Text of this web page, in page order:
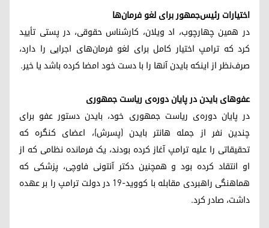
اختیارات رئیس‌جمهور برای لغو فرمان‌ها
در همین چهارچوب، اد ویلان، کارشناس حقوقی، در پستی تأیید
کرد که ترامپ اختیار کامل برای لغو فرمان‌های اجرایی را دارد،
صرف‌نظر از اینکه بایدن آنها را با دست خود امضا کرده باشد یا خیر.
عفوهای بایدن در پایان دوره‌ی ریاست جمهوری
در پایان دوره‌ی ریاست جمهوری خود، بایدن دستور عفو برای
چندین نفر از جمله هانتر بایدن (پسرش)، اعضای کنگره که
تحقیقاتی را علیه ترامپ آغاز کرده بودند، یک فرمانده نظامی که از
او انتقاد کرده بود و همچنین دکتر آنتونی فاوچی، پزشکی که
هماهنگی راهبردی مقابله با کووید-۱۹ در دولت ترامپ را بر عهده
داشت، صادر کرد.